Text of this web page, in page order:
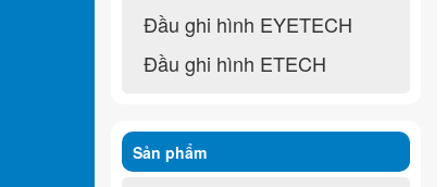
Đầu ghi hình EYETECH
Đầu ghi hình ETECH
Sản phẩm